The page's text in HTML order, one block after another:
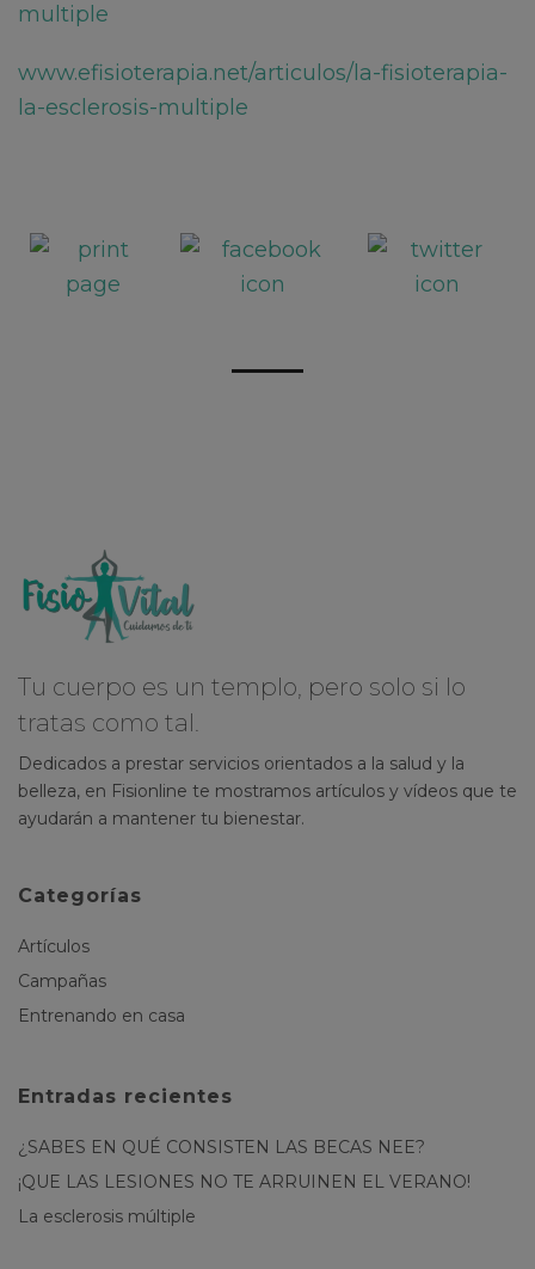
multiple
www.efisioterapia.net/articulos/la-fisioterapia-
la-esclerosis-multiple
Tu cuerpo es un templo, pero solo si lo
tratas como tal.
Dedicados a prestar servicios orientados a la salud y la
belleza, en Fisionline te mostramos artículos y vídeos que te
ayudarán a mantener tu bienestar.
Categorías
Artículos
Campañas
Entrenando en casa
Entradas recientes
¿SABES EN QUÉ CONSISTEN LAS BECAS NEE?
¡QUE LAS LESIONES NO TE ARRUINEN EL VERANO!
La esclerosis múltiple